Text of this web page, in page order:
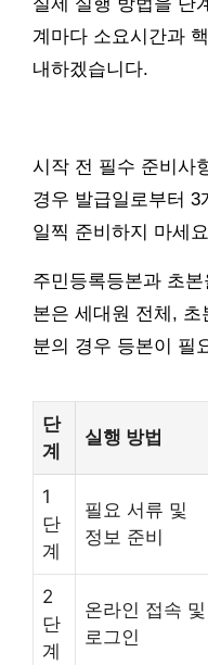
계마다 소요시간과
내하겠습니다.
시작 전 필수 준비사
경우 발급일로부터
일찍 준비하지 마세
주민등록등본과 초
본은 세대원 전체,
분의 경우 등본이 필
단
계
실행 방법
1
단
계
필요 서류 및
정보 준비
2
단
계
온라인 접속 및
로그인